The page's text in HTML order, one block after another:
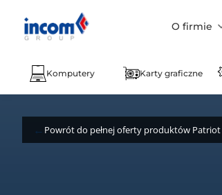
O firmie
Komputery Karty graficzne
Powrót do pełnej oferty produktów